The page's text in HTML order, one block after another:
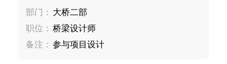
部门： 大桥二部
职位： 桥梁设计师
备注： 参与项目设计